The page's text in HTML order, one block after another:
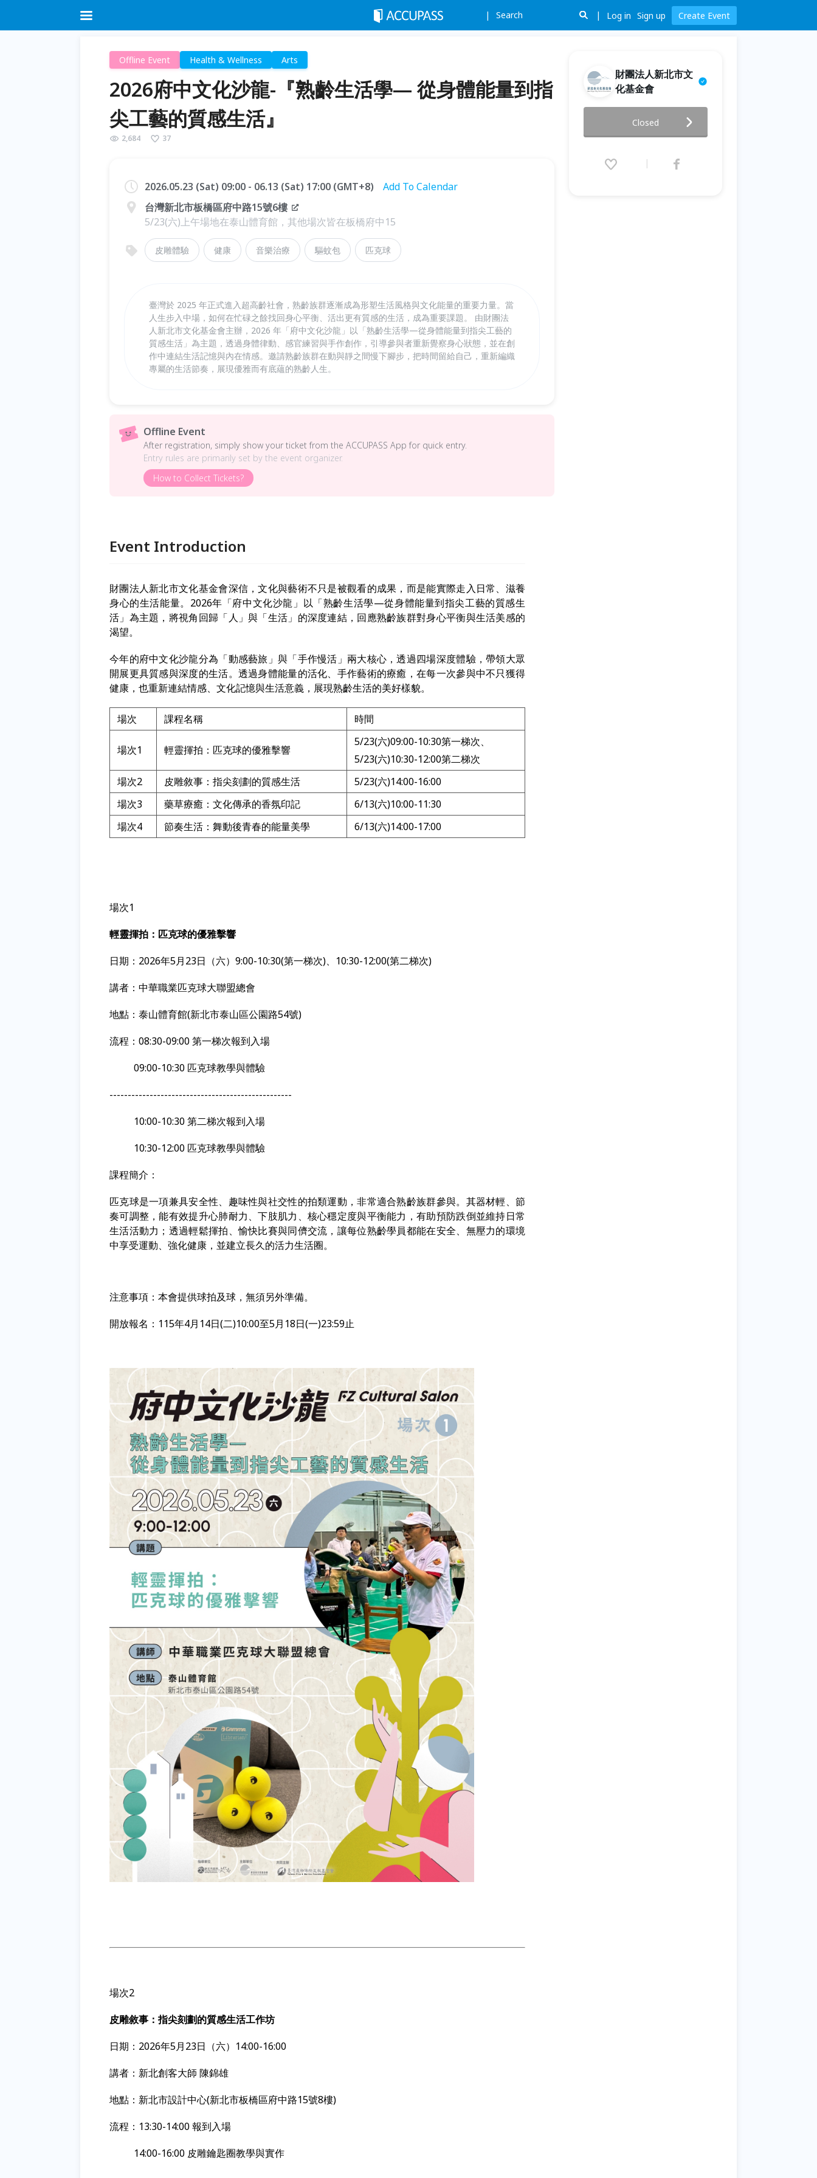
Search Log in Sign up Create Event
Offline Event Health & Wellness Arts
2026府中文化沙龍-『熟齡生活學— 從身體能量到指
尖工藝的質感生活』
2,684 37
2026.05.23 (Sat) 09:00 - 06.13 (Sat) 17:00 (GMT+8)
Add To Calendar
台灣新北市板橋區府中路15號6樓
5/23(六)上午場地在泰山體育館，其他場次皆在板橋府中15
皮雕體驗 健康 音樂治療 驅蚊包 匹克球
臺灣於 2025 年正式進入超高齡社會，熟齡族群逐漸成為形塑生活風格與文化能量的重要力量。當
人生步入中場，如何在忙碌之餘找回身心平衡、活出更有質感的生活，成為重要課題。 由財團法
人新北市文化基金會主辦，2026 年「府中文化沙龍」以「熟齡生活學—從身體能量到指尖工藝的
質感生活」為主題，透過身體律動、感官練習與手作創作，引導參與者重新覺察身心狀態，並在創
作中連結生活記憶與內在情感。邀請熟齡族群在動與靜之間慢下腳步，把時間留給自己，重新編織
專屬的生活節奏，展現優雅而有底蘊的熟齡人生。
Offline Event
After registration, simply show your ticket from the ACCUPASS App for quick entry.
Entry rules are primarily set by the event organizer.
How to Collect Tickets?
Event Introduction
財團法人新北市文化基金會深信，文化與藝術不只是被觀看的成果，而是能實際走入日常、滋養
身心的生活能量。2026年「府中文化沙龍」以「熟齡生活學—從身體能量到指尖工藝的質感生
活」為主題，將視角回歸「人」與「生活」的深度連結，回應熟齡族群對身心平衡與生活美感的
渴望。
今年的府中文化沙龍分為「動感藝旅」與「手作慢活」兩大核心，透過四場深度體驗，帶領大眾
開展更具質感與深度的生活。透過身體能量的活化、手作藝術的療癒，在每一次參與中不只獲得
健康，也重新連結情感、文化記憶與生活意義，展現熟齡生活的美好樣貌。
場次 課程名稱 時間
場次1 輕靈揮拍：匹克球的優雅擊響
5/23(六)09:00-10:30第一梯次、
5/23(六)10:30-12:00第二梯次
場次2
皮雕敘事：指尖刻劃的質感生活
5/23(六)14:00-16:00
場次3
藥草療癒：文化傳承的香氛印記
6/13(六)10:00-11:30
場次4
節奏生活：舞動後青春的能量美學 6/13(六)14:00-17:00
場次1
輕靈揮拍：匹克球的優雅擊響
日期：2026年5月23日（六）9:00-10:30(第一梯次)、10:30-12:00(第二梯次)
講者：中華職業匹克球大聯盟總會
地點：泰山體育館(新北市泰山區公園路54號)
流程：08:30-09:00 第一梯次報到入場
09:00-10:30 匹克球教學與體驗
--------------------------------------------------
10:00-10:30 第二梯次報到入場
10:30-12:00 匹克球教學與體驗
課程簡介：
匹克球是一項兼具安全性、趣味性與社交性的拍類運動，非常適合熟齡族群參與。其器材輕、節
奏可調整，能有效提升心肺耐力、下肢肌力、核心穩定度與平衡能力，有助預防跌倒並維持日常
生活活動力；透過輕鬆揮拍、愉快比賽與同儕交流，讓每位熟齡學員都能在安全、無壓力的環境
中享受運動、強化健康，並建立長久的活力生活圈。
注意事項：本會提供球拍及球，無須另外準備。
開放報名：115年4月14日(二)10:00至5月18日(一)23:59止
場次2
皮雕敘事：指尖刻劃的質感生活工作坊
日期：2026年5月23日（六）14:00-16:00
講者：新北創客大師 陳錦雄
地點：新北市設計中心(新北市板橋區府中路15號8樓)
流程：13:30-14:00 報到入場
14:00-16:00 皮雕鑰匙圈教學與實作
財團法人新北市文
化基金會
學— 從身體能量到指尖工藝的質
感生活』
(Sat) 17:00 (GMT+8)
Closed